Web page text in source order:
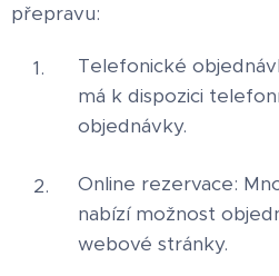
přepravu:
Telefonické
má k dispozici
objednávky.
Online rezervace:
nabízí možnost
webové stránky.